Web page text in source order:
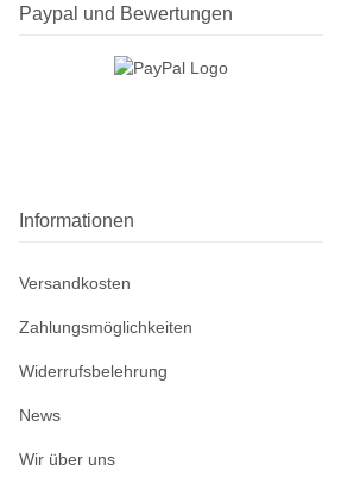
Paypal und Bewertungen
Informationen
Versandkosten
Zahlungsmöglichkeiten
Widerrufsbelehrung
News
Wir über uns